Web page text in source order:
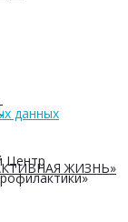
ЖИЗНЬ»
данных
Центр